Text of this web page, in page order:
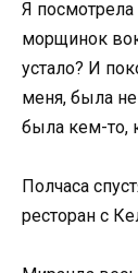
Я посмотрела
морщинок
устало? И
меня, была
была кем-то,
Полчаса
ресторан с